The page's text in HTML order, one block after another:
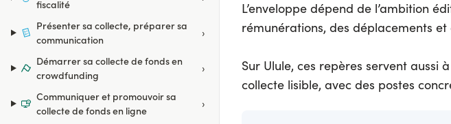
fiscalité
Présenter sa collecte, préparer sa
communication
›
Démarrer sa collecte de fonds en
crowdfunding
›
Communiquer et promouvoir sa
collecte de fonds en ligne
›
L’enveloppe dépend de l’ambition
rémunérations, des déplacements
Sur Ulule, ces repères servent
collecte lisible, avec des postes